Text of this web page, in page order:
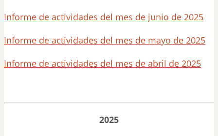
Informe de actividades del mes de junio de 2025
Informe de actividades del mes de mayo de 2025
Informe de actividades del mes de abril de 2025
2025